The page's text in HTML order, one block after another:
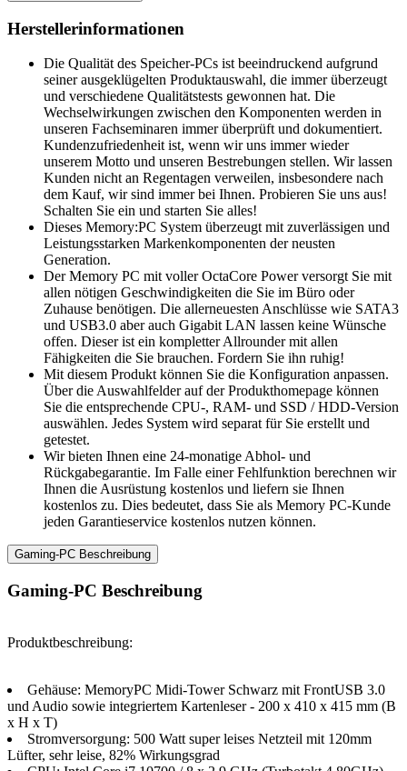
Herstellerinformationen
Die Qualität des Speicher-PCs ist beeindruckend aufgrund
seiner ausgeklügelten Produktauswahl, die immer überzeugt
und verschiedene Qualitätstests gewonnen hat. Die
Wechselwirkungen zwischen den Komponenten werden in
unseren Fachseminaren immer überprüft und dokumentiert.
Kundenzufriedenheit ist, wenn wir uns immer wieder
unserem Motto und unseren Bestrebungen stellen. Wir lassen
Kunden nicht an Regentagen verweilen, insbesondere nach
dem Kauf, wir sind immer bei Ihnen. Probieren Sie uns aus!
Schalten Sie ein und starten Sie alles!
Dieses Memory:PC System überzeugt mit zuverlässigen und
Leistungsstarken Markenkomponenten der neusten
Generation.
Der Memory PC mit voller OctaCore Power versorgt Sie mit
allen nötigen Geschwindigkeiten die Sie im Büro oder
Zuhause benötigen. Die allerneuesten Anschlüsse wie SATA3
und USB3.0 aber auch Gigabit LAN lassen keine Wünsche
offen. Dieser ist ein kompletter Allrounder mit allen
Fähigkeiten die Sie brauchen. Fordern Sie ihn ruhig!
Mit diesem Produkt können Sie die Konfiguration anpassen.
Über die Auswahlfelder auf der Produkthomepage können
Sie die entsprechende CPU-, RAM- und SSD / HDD-Version
auswählen. Jedes System wird separat für Sie erstellt und
getestet.
Wir bieten Ihnen eine 24-monatige Abhol- und
Rückgabegarantie. Im Falle einer Fehlfunktion berechnen wir
Ihnen die Ausrüstung kostenlos und liefern sie Ihnen
kostenlos zu. Dies bedeutet, dass Sie als Memory PC-Kunde
jeden Garantieservice kostenlos nutzen können.
Gaming-PC Beschreibung
Gaming-PC Beschreibung
Produktbeschreibung:
Gehäuse: MemoryPC Midi-Tower Schwarz mit FrontUSB 3.0
und Audio sowie integriertem Kartenleser - 200 x 410 x 415 mm (B
x H x T)
Stromversorgung: 500 Watt super leises Netzteil mit 120mm
Lüfter, sehr leise, 82% Wirkungsgrad